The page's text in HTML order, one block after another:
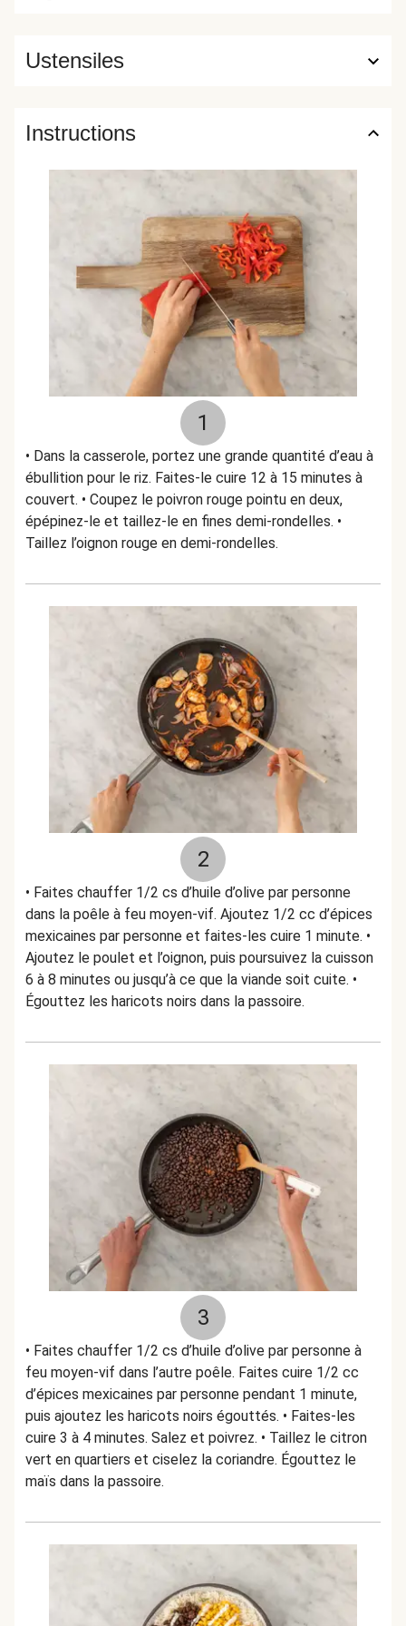
Ustensiles
Instructions
1
• Dans la casserole, portez une grande quantité d’eau à
ébullition pour le riz. Faites-le cuire 12 à 15 minutes à
couvert. • Coupez le poivron rouge pointu en deux,
épépinez-le et taillez-le en fines demi-rondelles. •
Taillez l’oignon rouge en demi-rondelles.
2
• Faites chauffer 1/2 cs d’huile d’olive par personne
dans la poêle à feu moyen-vif. Ajoutez 1/2 cc d’épices
mexicaines par personne et faites-les cuire 1 minute. •
Ajoutez le poulet et l’oignon, puis poursuivez la cuisson
6 à 8 minutes ou jusqu’à ce que la viande soit cuite. •
Égouttez les haricots noirs dans la passoire.
3
• Faites chauffer 1/2 cs d’huile d’olive par personne à
feu moyen-vif dans l’autre poêle. Faites cuire 1/2 cc
d’épices mexicaines par personne pendant 1 minute,
puis ajoutez les haricots noirs égouttés. • Faites-les
cuire 3 à 4 minutes. Salez et poivrez. • Taillez le citron
vert en quartiers et ciselez la coriandre. Égouttez le
maïs dans la passoire.